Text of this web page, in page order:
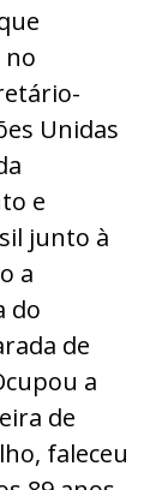
no
Unidas
e
junto à
a
do
de
a
de
faleceu